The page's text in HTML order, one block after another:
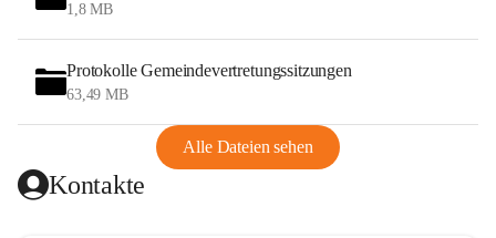
1,8 MB
Protokolle Gemeindevertretungssitzungen
63,49 MB
Alle Dateien sehen
Kontakte